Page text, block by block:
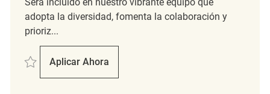
adopta la diversidad, fomenta la colaboración y
prioriz...
Salvar Sales floor REQ144019
Aplicar Ahora
Sales Floor